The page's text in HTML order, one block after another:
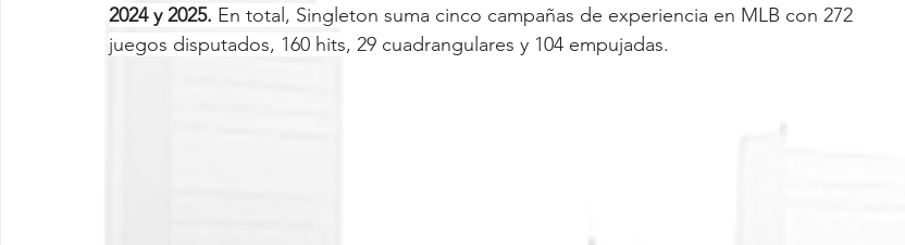
2024 y 2025. En total, Singleton suma cinco campañas de experiencia en MLB con 272
juegos disputados, 160 hits, 29 cuadrangulares y 104 empujadas.